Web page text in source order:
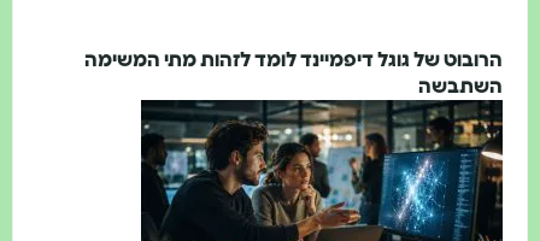
של גוגל דיפמיינד לומד לזהות מתי המשימה